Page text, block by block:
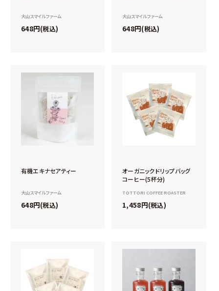
大山スマイルファーム
648 税込
大山スマイルファーム
648 税込
有機エキナセアティー
大山スマイルファーム
648 税込
オーガニックドリップバッグ
コーヒー(5杯分)
TOTTORI COFFEE ROASTER
1,458 税込